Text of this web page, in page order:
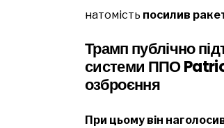
натомість посилив
Трамп публічно
системи ППО
озброєння
При цьому він